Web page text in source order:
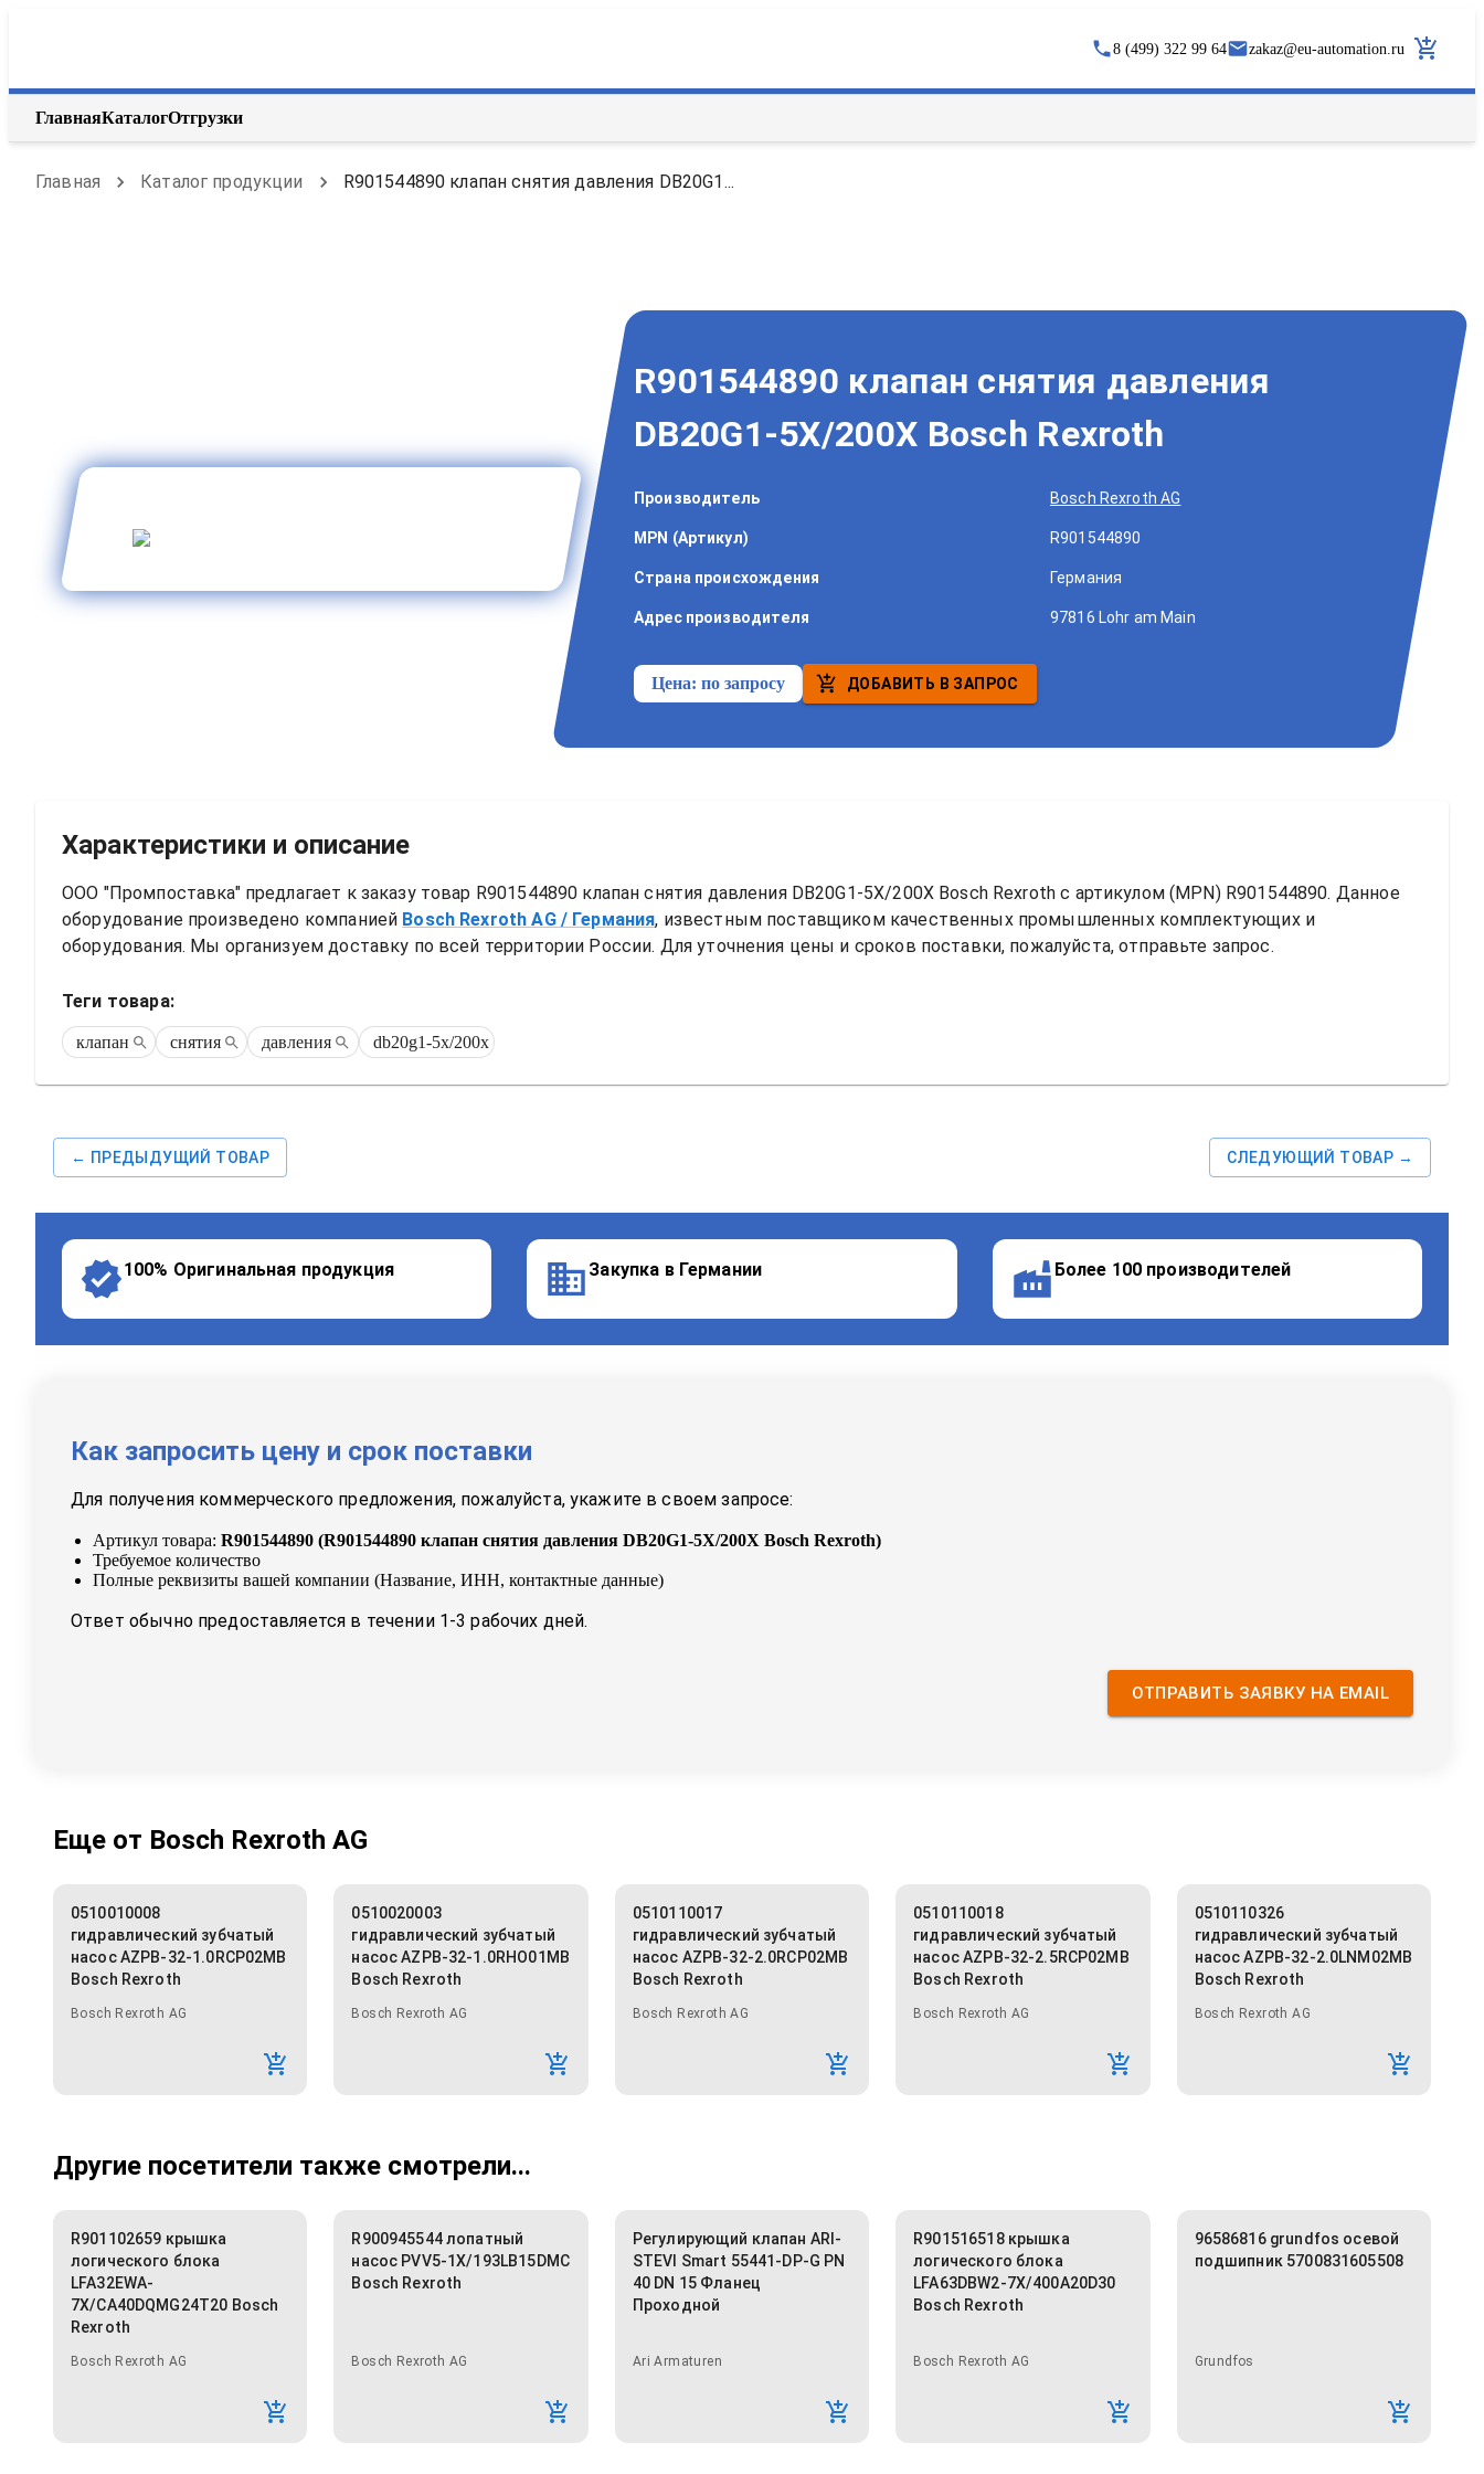
8 (499) 322 99 64 zakaz@eu-automation.ru
ГлавнаяКаталогОтгрузки
Главная Каталог продукции R901544890 клапан снятия давления DB20G1...
R901544890 клапан снятия давления
DB20G1-5X/200X Bosch Rexroth
Производитель Bosch Rexroth AG
MPN (Артикул) R901544890
Страна происхождения Германия
Адрес производителя 97816 Lohr am Main
Цена:по запросу ДОБАВИТЬ В ЗАПРОС
Характеристики и описание
ООО "Промпоставка" предлагает к заказу товар R901544890 клапан снятия давления DB20G1-5X/200X Bosch Rexroth с артикулом (MPN) R901544890. Данное
оборудование произведено компанией Bosch Rexroth AG / Германия, известным поставщиком качественных промышленных комплектующих и
оборудования. Мы организуем доставку по всей территории России. Для уточнения цены и сроков поставки, пожалуйста, отправьте запрос.
Теги товара:
клапан снятия давления db20g1-5x/200x
← ПРЕДЫДУЩИЙ ТОВАР СЛЕДУЮЩИЙ ТОВАР →
100% Оригинальная продукция Закупка в Германии Более 100 производителей
Как запросить цену и срок поставки
Для получения коммерческого предложения, пожалуйста, укажите в своем запросе:
Артикул товара: R901544890 (R901544890 клапан снятия давления DB20G1-5X/200X Bosch Rexroth)
Требуемое количество
Полные реквизиты вашей компании (Название, ИНН, контактные данные)
Ответ обычно предоставляется в течении 1-3 рабочих дней.
ОТПРАВИТЬ ЗАЯВКУ НА EMAIL
Еще от Bosch Rexroth AG
0510010008
гидравлический зубчатый
насос AZPB-32-1.0RCP02MB
Bosch Rexroth
Bosch Rexroth AG
0510020003
гидравлический зубчатый
насос AZPB-32-1.0RHO01MB
Bosch Rexroth
Bosch Rexroth AG
0510110017
гидравлический зубчатый
насос AZPB-32-2.0RCP02MB
Bosch Rexroth
Bosch Rexroth AG
0510110018
гидравлический зубчатый
насос AZPB-32-2.5RCP02MB
Bosch Rexroth
Bosch Rexroth AG
0510110326
гидравлический зубчатый
насос AZPB-32-2.0LNM02MB
Bosch Rexroth
Bosch Rexroth AG
Другие посетители также смотрели...
R901102659 крышка
логического блока
LFA32EWA-
7X/CA40DQMG24T20 Bosch
Rexroth
Bosch Rexroth AG
R900945544 лопатный
насос PVV5-1X/193LB15DMC
Bosch Rexroth
Bosch Rexroth AG
Регулирующий клапан ARI-
STEVI Smart 55441-DP-G PN
40 DN 15 Фланец
Проходной
Ari Armaturen
R901516518 крышка
логического блока
LFA63DBW2-7X/400A20D30
Bosch Rexroth
Bosch Rexroth AG
96586816 grundfos осевой
подшипник 5700831605508
Grundfos